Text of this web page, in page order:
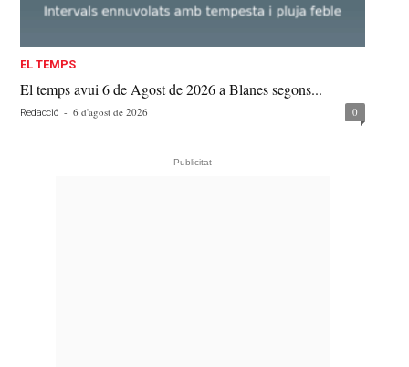
EL TEMPS
El temps avui 6 de Agost de 2026 a Blanes segons...
Redacció - 6 d'agost de 2026 0
- Publicitat -